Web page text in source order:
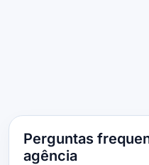
Perguntas
agência